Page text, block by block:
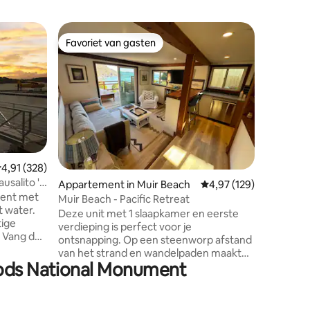
beoordeling van 4,91 op 5, 328 recensies
4,91 (328)
's
met
water.
de
met
Favoriet van gasten
Favoriet van gasten
Appartement in Muir Beach Gemiddelde
4,97 (129)
Muir Beach - Pacific Retreat
Deze unit met 1 slaapkamer en eerste
verdieping is perfect voor je
ontsnapping. Op een steenworp afstand
van het strand en wandelpaden maakt
deze eenheid de hoeksteen naar een
geweldige ontspannende of
National Monument